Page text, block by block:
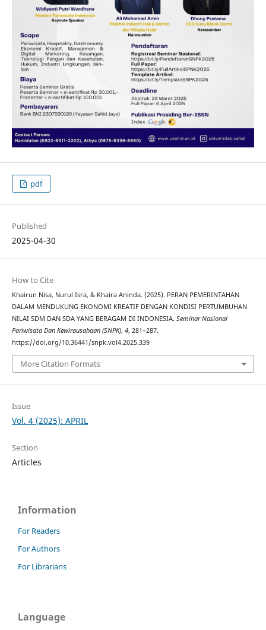
pdf
Published
2025-04-30
How to Cite
Khairun Nisa, Nurul Isra, & Khaira Aninda. (2025). PERAN PEMERINTAHAN
DALAM MENDUKUNG EKONOMI KREATIF DENGAN KONDISI PERTUMBUHAN
NILAI SDM DAN SDA YANG BERAGAM DI INDONESIA. Seminar Nasional
Pariwisata Dan Kewirausahaan (SNPK), 4, 281–287.
https://doi.org/10.36441/snpk.vol4.2025.339
More Citation Formats
Issue
Vol. 4 (2025): APRIL
Section
Articles
Information
For Readers
For Authors
For Librarians
Language